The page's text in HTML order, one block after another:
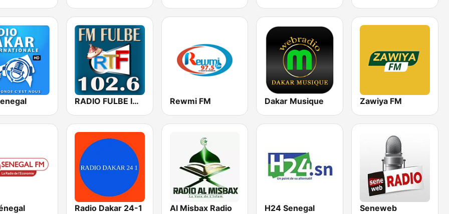
RADIO FULBE INTERNATIONALE Rewmi FM Dakar Musique Zawiya FM
Radio Dakar 24-1 Al Misbax Radio H24 Senegal Seneweb